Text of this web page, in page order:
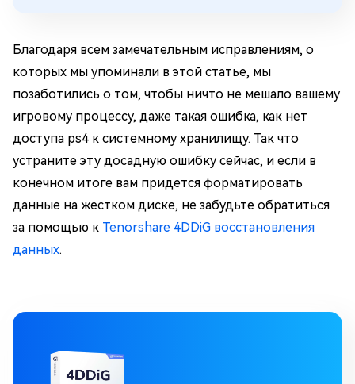
Благодаря всем замечательным исправлениям, о
которых мы упоминали в этой статье, мы
позаботились о том, чтобы ничто не мешало вашему
игровому процессу, даже такая ошибка, как нет
доступа ps4 к системному хранилищу. Так что
устраните эту досадную ошибку сейчас, и если в
конечном итоге вам придется форматировать
данные на жестком диске, не забудьте обратиться
за помощью к Tenorshare 4DDiG восстановления
данных.